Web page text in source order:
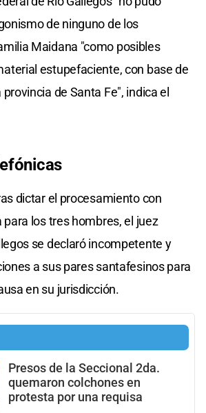
de ninguno de los
Maidana "como posibles
estupefaciente, con base de
de Santa Fe", indica el
dictar el procesamiento con
los tres hombres, el juez
se declaró incompetente y
a sus pares santafesinos para
en su jurisdicción.
Presos de la Seccional 2da.
quemaron colchones en
protesta por una requisa